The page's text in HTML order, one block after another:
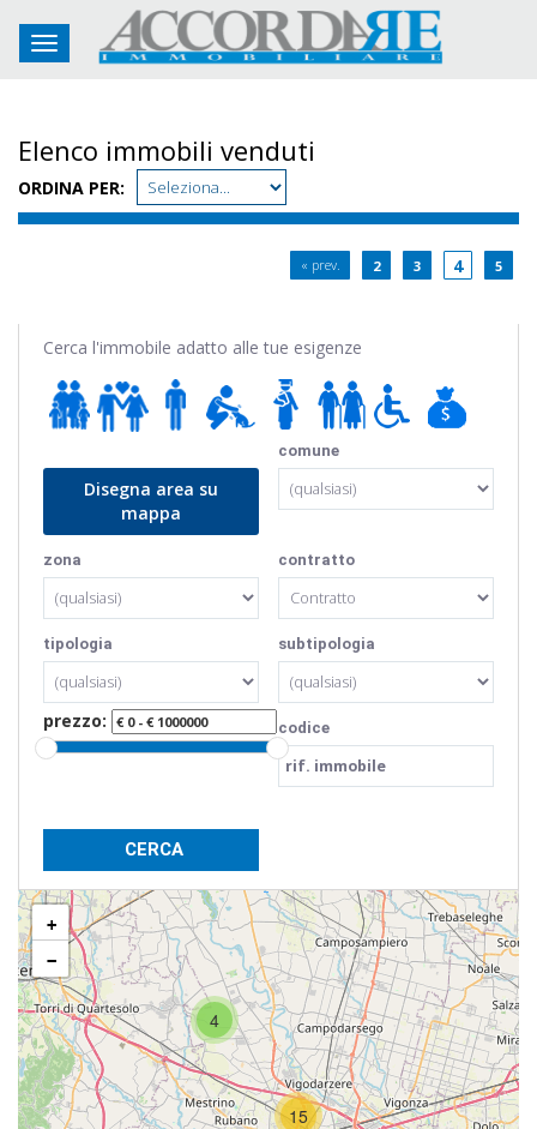
Toggle navigation
Elenco immobili venduti
ORDINA PER:
« prev. 2 3 4 5
Cerca l'immobile adatto alle tue esigenze
Disegna area su
mappa
comune
zona contratto
tipologia subtipologia
prezzo: codice
4
15
+
−